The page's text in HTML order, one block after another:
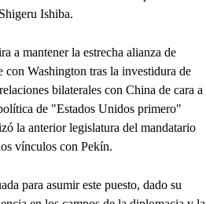
Ishiba.
a mantener la estrecha alianza de
con Washington tras la investidura de
bilaterales con China de cara a
de "Estados Unidos primero"
la anterior legislatura del mandatario
vínculos con Pekín.
para asumir este puesto, dado su